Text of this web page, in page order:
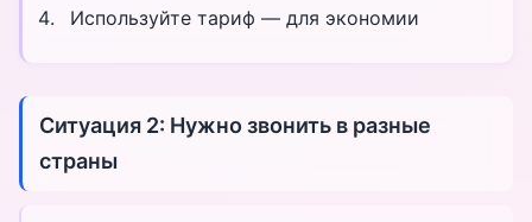
Используйте тариф — для экономии
Ситуация 2: Нужно звонить в разные
страны